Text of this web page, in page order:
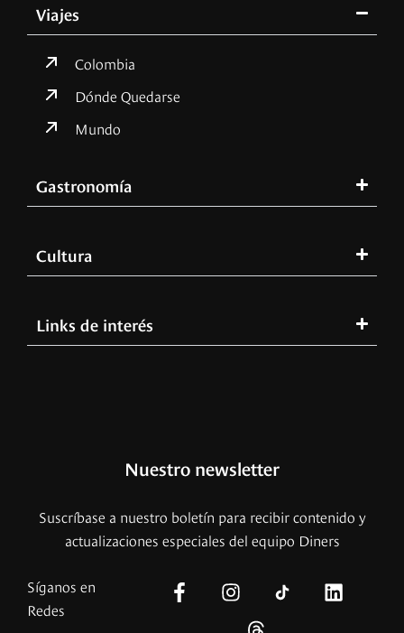
Viajes
Colombia
Dónde Quedarse
Mundo
Gastronomía
Cultura
Links de interés
Nuestro newsletter
Suscríbase a nuestro boletín para recibir contenido y
actualizaciones especiales del equipo Diners
Síganos en
Redes